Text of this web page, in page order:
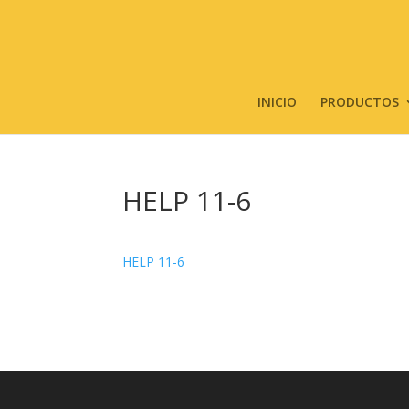
INICIO PRODUCTOS
HELP 11-6
HELP 11-6